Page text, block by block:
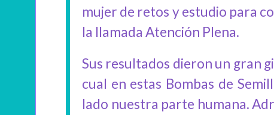
mujer de retos y estudio para
la llamada Atención Plena.
Sus resultados dieron un gran
cual en estas Bombas de
lado nuestra parte humana.